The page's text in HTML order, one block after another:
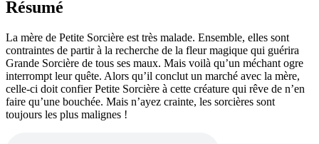
Résumé
La mère de Petite Sorcière est très malade. Ensemble, elles sont
contraintes de partir à la recherche de la fleur magique qui guérira
Grande Sorcière de tous ses maux. Mais voilà qu’un méchant ogre
interrompt leur quête. Alors qu’il conclut un marché avec la mère,
celle-ci doit confier Petite Sorcière à cette créature qui rêve de n’en
faire qu’une bouchée. Mais n’ayez crainte, les sorcières sont
toujours les plus malignes !